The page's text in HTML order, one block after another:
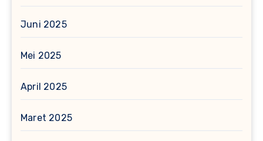
Juni 2025
Mei 2025
April 2025
Maret 2025